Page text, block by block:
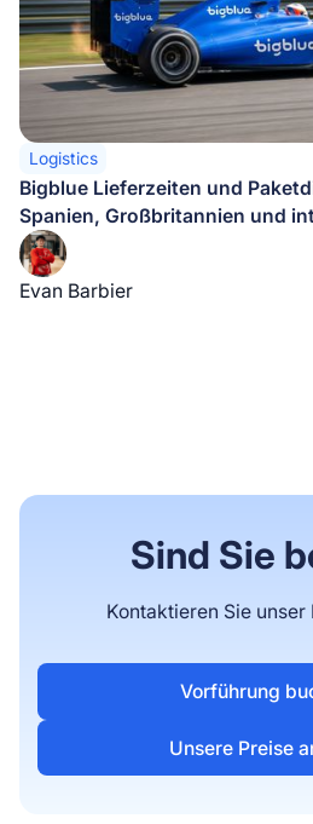
Logistics
Bigblue Lieferzeiten und
Spanien, Großbritannien und
Evan Barbier
Sind Sie
Kontaktieren Sie unser
Vorführung
Unsere Preise